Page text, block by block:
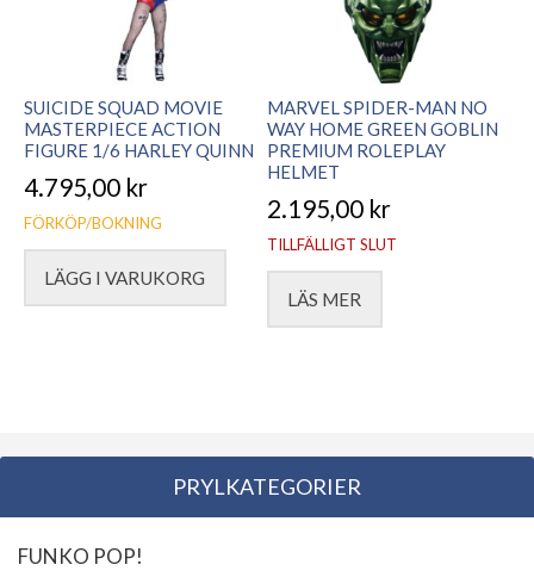
SUICIDE SQUAD MOVIE
MASTERPIECE ACTION
FIGURE 1/6 HARLEY QUINN
4.795,00 kr
FÖRKÖP/BOKNING
LÄGG I VARUKORG
MARVEL SPIDER-MAN NO
WAY HOME GREEN GOBLIN
PREMIUM ROLEPLAY
HELMET
2.195,00 kr
TILLFÄLLIGT SLUT
LÄS MER
PRYLKATEGORIER
FUNKO POP!